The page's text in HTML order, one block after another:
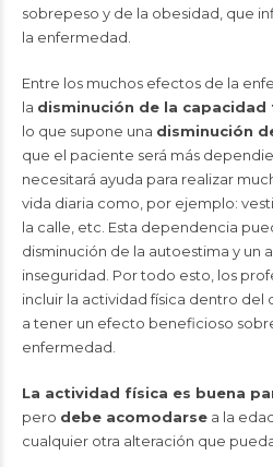
sobrepeso y de la obesidad, que
la enfermedad.
Entre los muchos efectos de la
la disminución de la
lo que supone una disminución
que el paciente será más
necesitará ayuda para realizar
vida diaria como, por ejemplo:
la calle, etc. Esta dependencia
disminución de la autoestima y un
inseguridad. Por todo esto, los
incluir la actividad física dentro del
a tener un efecto beneficioso
enfermedad.
La actividad física es buena
pero debe acomodarse a la
cualquier otra alteración que